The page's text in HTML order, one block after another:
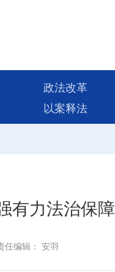
政法改革
以案释法
有力法治保障
任编辑： 安羽